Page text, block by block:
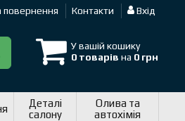
повернення Контакти Вхід
У вашій кошику
0 товарів на 0 грн
Деталі
салону
Олива та
автохімія